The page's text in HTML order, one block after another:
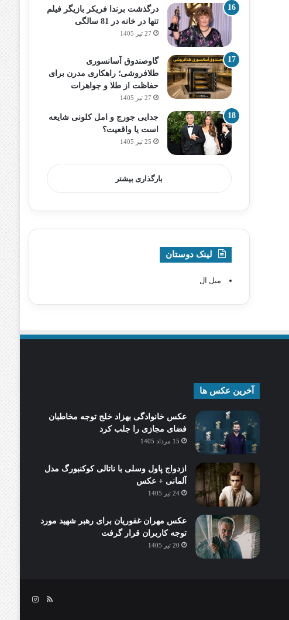
درگذشت برندا فریکر بازیگر فیلم
تنها در خانه در 81 سالگی
27 تیر 1405
گاوصندوق آسانسوری
طلافروشی؛ راهکاری مدرن برای
حفاظت از طلا و جواهرات
27 تیر 1405
جدایی جورج و امل کلونی شایعه
است یا واقعیت؟
25 تیر 1405
بارگذاری بیشتر
لینک دوستان
مبل ال
آخرین عکس ها
عکس خانوادگی بهزاد خلج توجه مخاطبان
فضای مجازی را جلب کرد
15 مرداد 1405
ازدواج پاول وسلی با ناتالی کوکنبورگ مدل
آلمانی + عکس
24 تیر 1405
عکس مهران غفوریان برای رهبر شهید مورد
توجه کاربران قرار گرفت
20 تیر 1405
خوراکاینستاگرام